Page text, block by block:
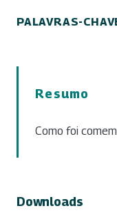
PALAVRAS-
Resumo
Como foi
Downloads